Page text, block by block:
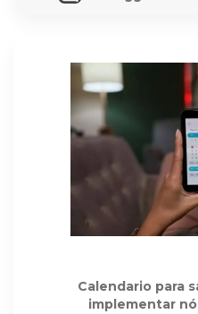
Calendario para
implementar